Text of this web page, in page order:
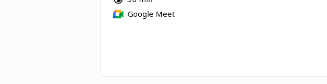
En esta sesión personalizada con la Dra.
Jennifer Caceres, trabajaremos sobre tres
Contexto Vital: Entenderemos tu momento
Google Meet